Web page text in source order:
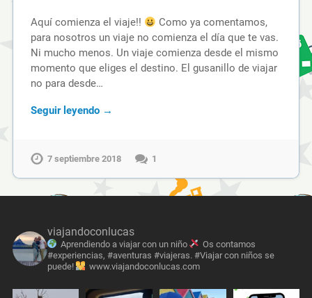
Aquí comienza el viaje!!
Como ya comentamos,
para nosotros un viaje no comienza el día que te vas.
Ni mucho menos. Un viaje comienza desde el mismo
momento que eliges el destino. El gusanillo de viajar
no para desde…
Seguir leyendo →
7 septiembre 2018 1
viajandoconlucas
Aprendiendo a viajar con un niño
Os contamos
#experiencias, #aventuras #viajeras. #Viajar con niños se
puede!
www.viajandoconlucas.com